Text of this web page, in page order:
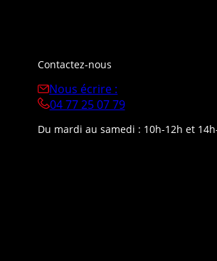
Contactez-nous
Nous écrire :
04 77 25 07 79
Du mardi au samedi : 10h-12h et